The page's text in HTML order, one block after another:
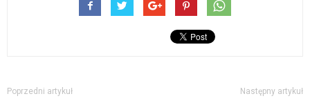
Poprzedni artykuł Następny artykuł